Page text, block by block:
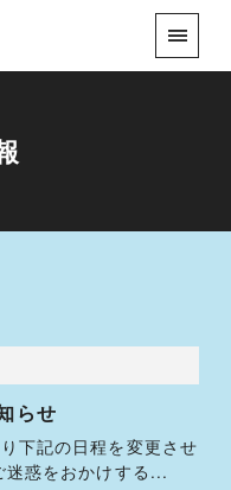
らせ
下記の日程を変更させ
惑をおかけする...